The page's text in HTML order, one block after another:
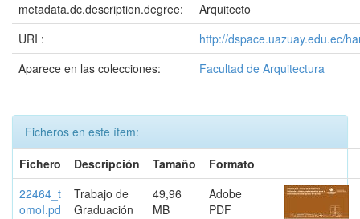
metadata.dc.description.degree:
Arquitecto
URI :
http://dspace.uazuay.edu.ec/
Aparece en las colecciones:
Facultad de Arquitectura
Ficheros en este ítem:
Fichero
Descripción Tamaño
Formato
22464_t
omoI.pd
Trabajo de
Graduación
49,96
MB
Adobe
PDF